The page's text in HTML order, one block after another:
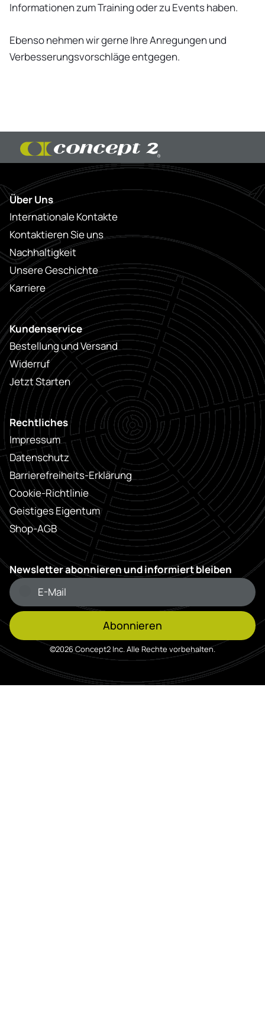
Informationen zum Training oder zu Events haben.
Ebenso nehmen wir gerne Ihre Anregungen und
Verbesserungsvorschläge entgegen.
Über Uns
Internationale Kontakte
Kontaktieren Sie uns
Nachhaltigkeit
Unsere Geschichte
Karriere
Kundenservice
Bestellung und Versand
Widerruf
Jetzt Starten
Rechtliches
Impressum
Datenschutz
Barrierefreiheits-Erklärung
Cookie-Richtlinie
Geistiges Eigentum
Shop-AGB
Newsletter abonnieren und informiert bleiben
Abonnieren
©2026 Concept2 Inc. Alle Rechte vorbehalten.